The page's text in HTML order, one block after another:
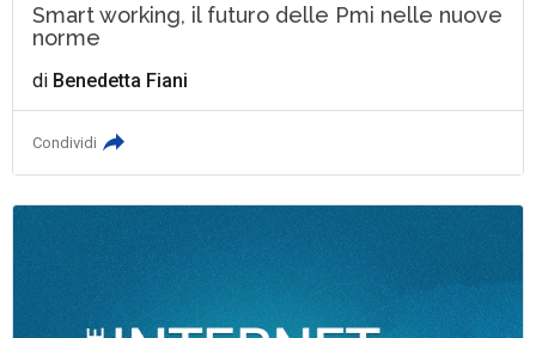
Smart working, il futuro delle Pmi nelle nuove
norme
di Benedetta Fiani
Condividi